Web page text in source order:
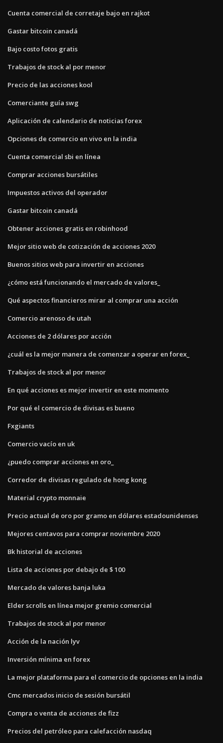
Cuenta comercial de corretaje bajo en rajkot
Gastar bitcoin canadá
Bajo costo fotos gratis
Trabajos de stock al por menor
Precio de las acciones kool
Comerciante guía swg
Aplicación de calendario de noticias forex
Opciones de comercio en vivo en la india
Cuenta comercial sbi en línea
Comprar acciones bursátiles
Impuestos activos del operador
Gastar bitcoin canadá
Obtener acciones gratis en robinhood
Mejor sitio web de cotización de acciones 2020
Buenos sitios web para invertir en acciones
¿cómo está funcionando el mercado de valores_
Qué aspectos financieros mirar al comprar una acción
Comercio arenoso de utah
Acciones de 2 dólares por acción
¿cuál es la mejor manera de comenzar a operar en forex_
Trabajos de stock al por menor
En qué acciones es mejor invertir en este momento
Por qué el comercio de divisas es bueno
Fxgiants
Comercio vacío en uk
¿puedo comprar acciones en oro_
Corredor de divisas regulado de hong kong
Material crypto monnaie
Precio actual de oro por gramo en dólares estadounidenses
Mejores centavos para comprar noviembre 2020
Bk historial de acciones
Lista de acciones por debajo de $ 100
Mercado de valores banja luka
Elder scrolls en línea mejor gremio comercial
Trabajos de stock al por menor
Acción de la nación lyv
Inversión mínima en forex
La mejor plataforma para el comercio de opciones en la india
Cmc mercados inicio de sesión bursátil
Compra o venta de acciones de fizz
Precios del petróleo para calefacción nasdaq